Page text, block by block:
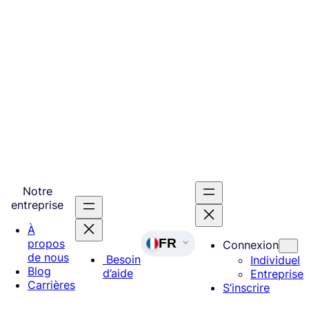
Notre
entreprise
À
propos
de nous
Blog
Carrières
Besoin
d’aide
FR
Connexion
Individuel
Entreprise
S’inscrire